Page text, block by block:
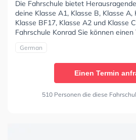
Die Fahrschule bietet
deine Klasse A1, Klasse B, Klasse A,
Klasse BF17, Klasse A2 und Klasse
Fahrschule Konrad Sie können
German
Einen Termin
510 Personen die diese